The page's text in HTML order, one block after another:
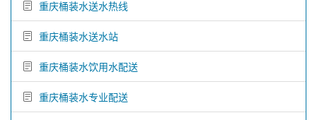
重庆桶装水送水热线
重庆桶装水送水站
重庆桶装水饮用水配送
重庆桶装水专业配送